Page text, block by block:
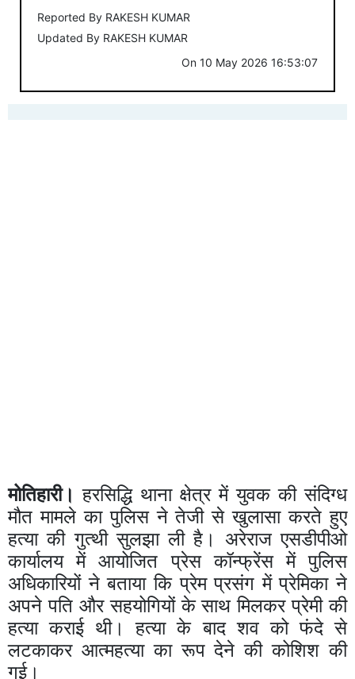
Reported By RAKESH KUMAR
Updated By RAKESH KUMAR
On 10 May 2026 16:53:07
मोतिहारी। हरसिद्धि थाना क्षेत्र में युवक की संदिग्ध
मौत मामले का पुलिस ने तेजी से खुलासा करते हुए
हत्या की गुत्थी सुलझा ली है। अरेराज एसडीपीओ
कार्यालय में आयोजित प्रेस कॉन्फ्रेंस में पुलिस
अधिकारियों ने बताया कि प्रेम प्रसंग में प्रेमिका ने
अपने पति और सहयोगियों के साथ मिलकर प्रेमी की
हत्या कराई थी। हत्या के बाद शव को फंदे से
लटकाकर आत्महत्या का रूप देने की कोशिश की
गई।